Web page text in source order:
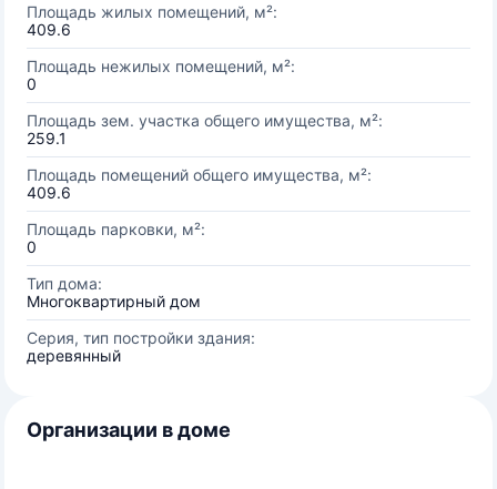
Площадь жилых помещений, м²:
409.6
Площадь нежилых помещений, м²:
0
Площадь зем. участка общего имущества, м²:
259.1
Площадь помещений общего имущества, м²:
409.6
Площадь парковки, м²:
0
Тип дома:
Многоквартирный дом
Серия, тип постройки здания:
деревянный
Организации в доме